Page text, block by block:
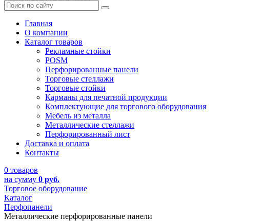
Главная
О компании
Каталог товаров
Рекламные стойки
POSM
Перфорированные панели
Торговые стеллажи
Торговые стойки
Карманы для печатной продукции
Комплектующие для торгового оборудования
Мебель из металла
Металлические стеллажи
Перфорированный лист
Доставка и оплата
Контакты
0 товаров
на сумму 0 руб.
Торговое оборудование
Каталог
Перфопанели
Металлические перфорированные панели